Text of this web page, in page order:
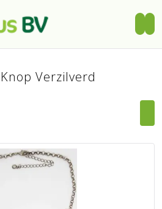
Verzilverd